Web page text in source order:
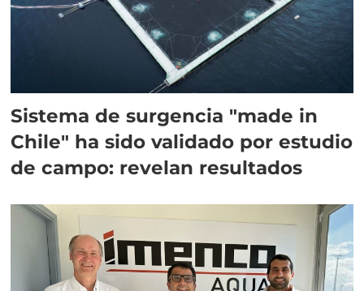
Sistema de surgencia "made in
Chile" ha sido validado por estudio
de campo: revelan resultados